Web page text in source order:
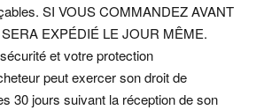
SI VOUS COMMANDEZ AVANT
EXPÉDIÉ LE JOUR MÊME.
et votre protection
peut exercer son droit de
30 jours suivant la réception de son